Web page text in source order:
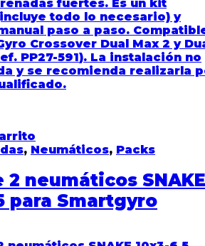
fuertes. Es un kit
todo lo necesario) y
paso a paso.
Crossover Dual Max 2 y
PP27-591). La instalación no
y se recomienda realizarla
.
, Neumáticos, Packs
2 neumáticos SNAKE
para Smartgyro